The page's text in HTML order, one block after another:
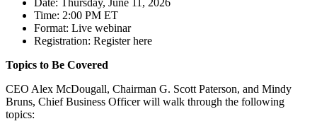
Time: 2:00 PM ET
Format: Live webinar
Registration: Register here
Topics to Be Covered
CEO Alex McDougall, Chairman G. Scott Paterson, and Mindy
Bruns, Chief Business Officer will walk through the following
topics: